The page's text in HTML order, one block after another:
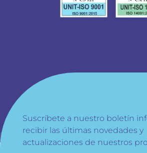
Suscríbete a nuestro boletín
recibir las últimas novedades y
actualizaciones de nuestros